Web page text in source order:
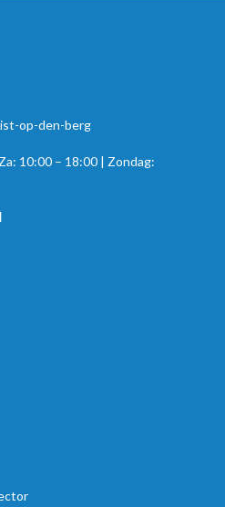
op-den-berg
10:00 – 18:00 | Zondag: